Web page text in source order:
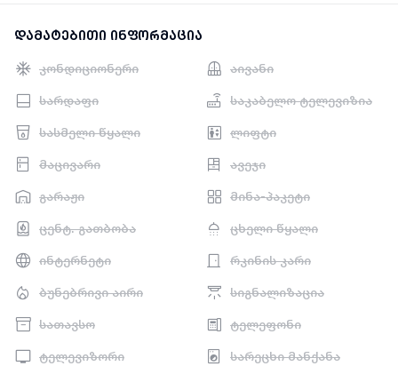
დამატებითი ინფორმაცია
კონდიციონერი აივანი
სარდაფი საკაბელო ტელევიზია
სასმელი წყალი ლიფტი
მაცივარი ავეჯი
გარაჟი მინა-პაკეტი
ცენტ. გათბობა ცხელი წყალი
ინტერნეტი რკინის კარი
ბუნებრივი აირი სიგნალიზაცია
სათავსო ტელეფონი
ტელევიზორი სარეცხი მანქანა